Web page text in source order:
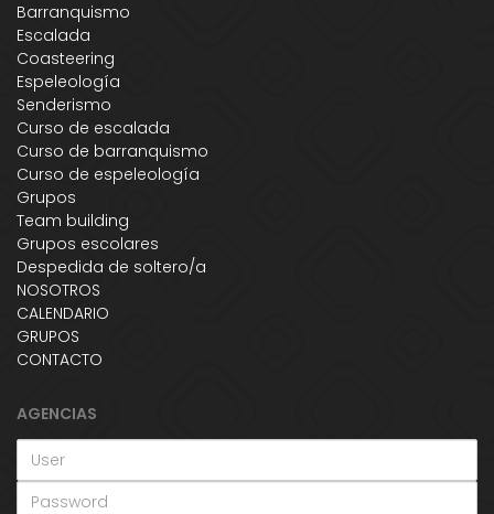
Barranquismo
Escalada
Coasteering
Espeleología
Senderismo
Curso de escalada
Curso de barranquismo
Curso de espeleología
Grupos
Team building
Grupos escolares
Despedida de soltero/a
NOSOTROS
CALENDARIO
GRUPOS
CONTACTO
AGENCIAS